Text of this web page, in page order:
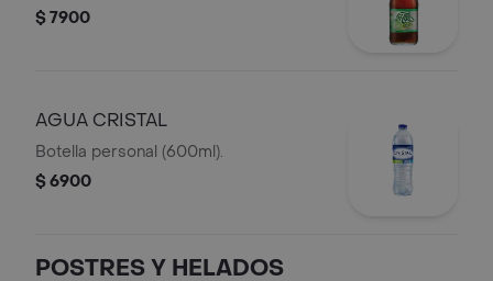
$ 7900
AGUA CRISTAL
Botella personal (600ml).
$ 6900
POSTRES Y HELADOS